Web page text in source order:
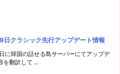
クラシック先行アップデート情報
に韓国の話せる島サーバーにてアップデ
を翻訳して ...